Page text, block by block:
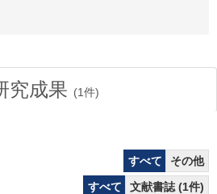
究成果 (1件)
すべて
その他
すべて
文献書誌 (1件)